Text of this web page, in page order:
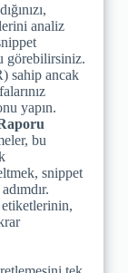
analiz
görebilirsiniz.
sahip ancak
yapın.
bu
snippet
etiketlerinin,